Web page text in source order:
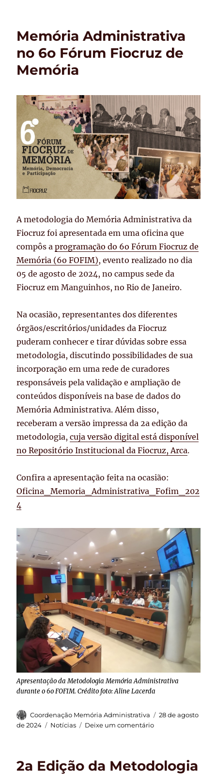
Memória Administrativa
no 6o Fórum Fiocruz de
Memória
A metodologia do Memória Administrativa da
Fiocruz foi apresentada em uma oficina que
compôs aprogramação do 6o Fórum Fiocruz de
Memória (6o FOFIM), evento realizado no dia
05 de agosto de 2024, no campus sede da
Fiocruz em Manguinhos, no Rio de Janeiro.
Na ocasião, representantes dos diferentes
órgãos/escritórios/unidades da Fiocruz
puderam conhecer e tirar dúvidas sobre essa
metodologia, discutindo possibilidades de sua
incorporação em uma rede de curadores
responsáveis pela validação e ampliação de
conteúdos disponíveis na base de dados do
Memória Administrativa. Além disso,
receberam a versão impressa da 2a edição da
metodologia,cuja versão digital está disponível
no Repositório Institucional da Fiocruz, Arca.
Confira a apresentação feita na ocasião:
Oficina_Memoria_Administrativa_Fofim_202
4
Apresentação da Metodologia Memória Administrativa
durante o 6o FOFIM. Crédito foto: Aline Lacerda
Autor
Coordenação Memória Administrativa
Publicado
28 de agosto
de 2024
Categorias
Notícias Deixe um comentárioem
6o
2a Edição da Metodologia